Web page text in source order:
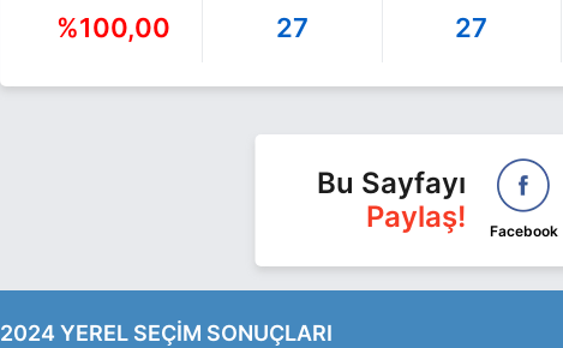
%100,00 27 27
Bu Sayfayı
Paylaş!
Facebook
2024 YEREL SEÇİM SONUÇLARI